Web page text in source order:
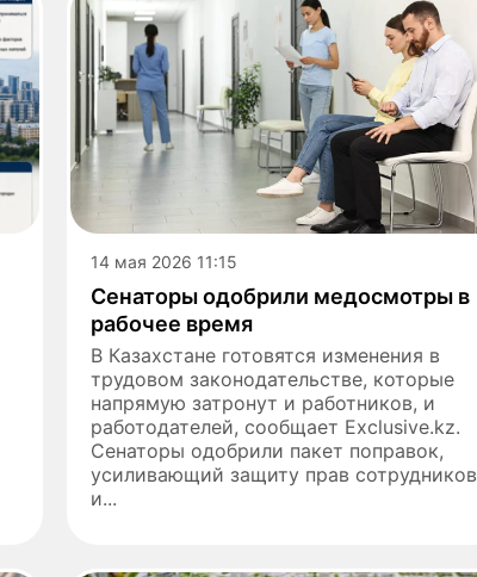
14 мая 2026 11:15
Сенаторы одобрили медосмотры в
рабочее время
В Казахстане готовятся изменения в
трудовом законодательстве, которые
напрямую затронут и работников, и
работодателей, сообщает Exclusive.kz.
Сенаторы одобрили пакет поправок,
усиливающий защиту прав сотрудников
и...